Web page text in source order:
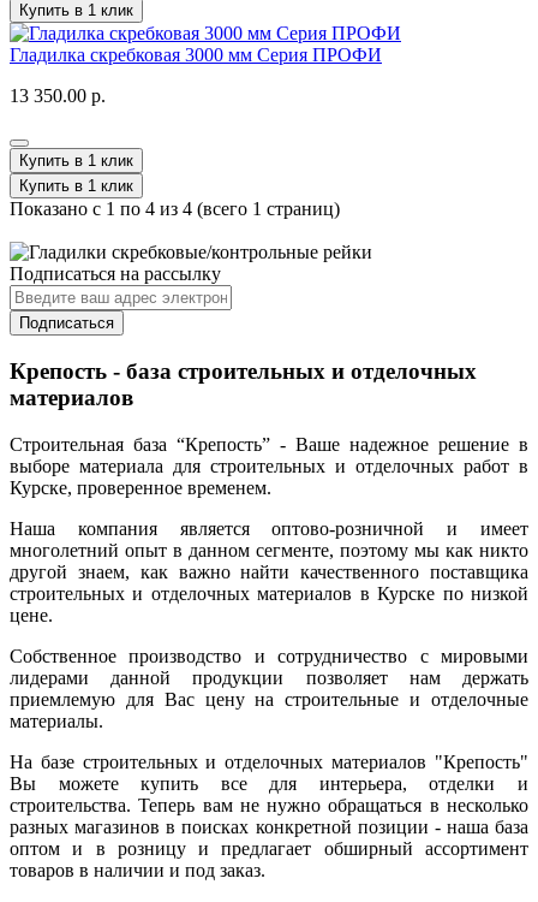
Купить в 1 клик
Гладилка скребковая 3000 мм Серия ПРОФИ
13 350.00 р.
Купить в 1 клик
Купить в 1 клик
Показано с 1 по 4 из 4 (всего 1 страниц)
Подписаться на рассылку
Подписаться
Крепость - база строительных и отделочных
материалов
Строительная база “Крепость” - Ваше надежное решение в
выборе материала для строительных и отделочных работ в
Курске, проверенное временем.
Наша компания является оптово-розничной и имеет
многолетний опыт в данном сегменте, поэтому мы как никто
другой знаем, как важно найти качественного поставщика
строительных и отделочных материалов в Курске по низкой
цене.
Собственное производство и сотрудничество с мировыми
лидерами данной продукции позволяет нам держать
приемлемую для Вас цену на строительные и отделочные
материалы.
На базе строительных и отделочных материалов "Крепость"
Вы можете купить все для интерьера, отделки и
строительства. Теперь вам не нужно обращаться в несколько
разных магазинов в поисках конкретной позиции - наша база
оптом и в розницу и предлагает обширный ассортимент
товаров в наличии и под заказ.